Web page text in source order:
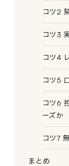
コツ2
コツ3
コツ4
コツ5
コツ6
ーズか
コツ7
まとめ